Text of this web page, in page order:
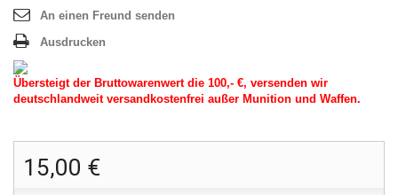
An einen Freund senden
Ausdrucken
Übersteigt der Bruttowarenwert die 100,- €, versenden wir
deutschlandweit versandkostenfrei außer Munition und Waffen.
15,00 €